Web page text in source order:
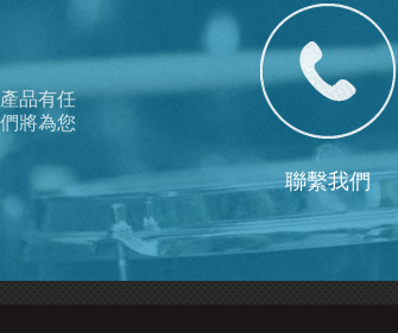
品有任
將為您
聯繫我們